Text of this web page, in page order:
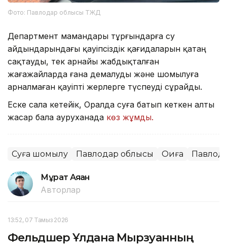
Фото: Павлодар облысы ТЖД
Департмент мамандары тұрғындарға су
айдындарындағы қауіпсіздік қағидаларын қатаң
сақтауды, тек арнайы жабдықталған
жағажайларда ғана демалуды және шомылуға
арналмаған қауіпті жерлерге түспеуді сұрайды.
Еске сала кетейік, Оралда суға батып кеткен алты
жасар бала ауруханада көз жұмды.
Суға шомылу Павлодар облысы Оқиға
Мұрат Аяған
Авторлар
13:52, 07 Тамыз 2026
Фельдшер Ұлдана Мырзуанның